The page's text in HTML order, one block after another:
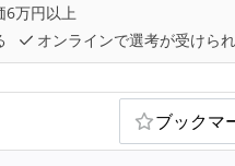
6万円以上
オンラインで選考が受けら
ブックマ